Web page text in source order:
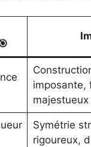
imposante,
majestueux
Symétrie
rigoureux,